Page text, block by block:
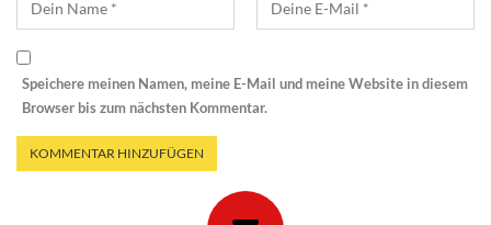
Speichere meinen Namen, meine E-Mail und meine Website in diesem
Browser bis zum nächsten Kommentar.